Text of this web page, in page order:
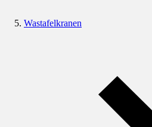
Wastafelkranen